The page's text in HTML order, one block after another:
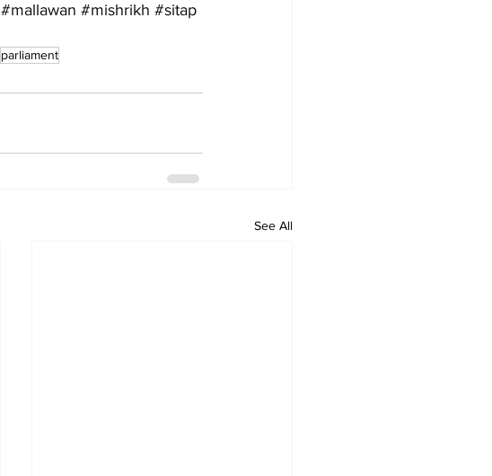
#mallawan #mishrikh #sitap
parliament
See All